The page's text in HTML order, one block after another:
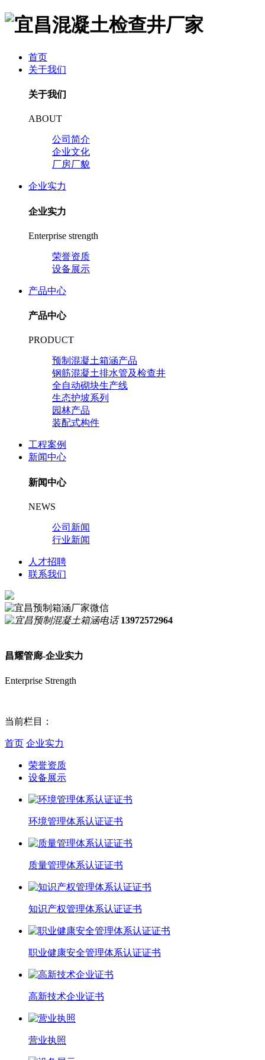
首页
关于我们
关于我们
ABOUT
公司简介
企业文化
厂房厂貌
企业实力
企业实力
Enterprise strength
荣誉资质
设备展示
产品中心
产品中心
PRODUCT
预制混凝土箱涵产品
钢筋混凝土排水管及检查井
全自动砌块生产线
生态护坡系列
园林产品
装配式构件
工程案例
新闻中心
新闻中心
NEWS
公司新闻
行业新闻
人才招聘
联系我们
13972572964
昌耀管廊-企业实力
Enterprise Strength
当前栏目：
首页 企业实力
荣誉资质
设备展示
环境管理体系认证证书
质量管理体系认证证书
知识产权管理体系认证证书
职业健康安全管理体系认证证书
高新技术企业证书
营业执照